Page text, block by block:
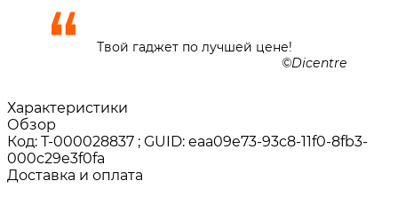
Твой гаджет по лучшей цене!
Dicentre
Характеристики
Обзор
Код: Т-000028837 ; GUID: eaa09e73-93c8-11f0-8fb3-
000c29e3f0fa
Доставка и оплата